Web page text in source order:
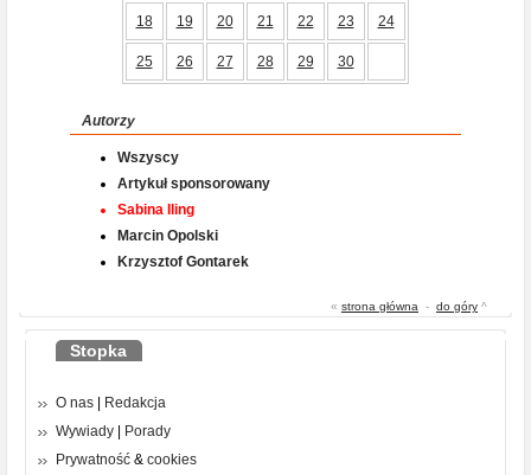
18 19 20 21 22 23 24
25 26 27 28 29 30
Autorzy
Wszyscy
Artykuł sponsorowany
Sabina Iling
Marcin Opolski
Krzysztof Gontarek
« strona główna - do góry ^
Stopka
O nas
Redakcja
Wywiady
Porady
Prywatność & cookies